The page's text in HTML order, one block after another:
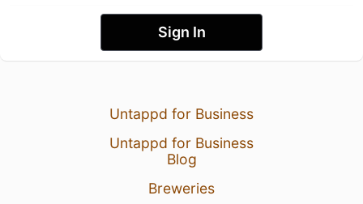
Sign In
Untappd for Business
Untappd for Business
Blog
Breweries